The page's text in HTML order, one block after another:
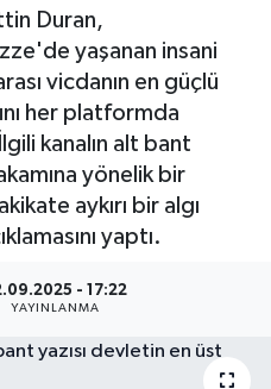
Duran,
yaşanan insani
vicdanın en güçlü
her platformda
kanalın alt bant
yönelik bir
aykırı bir algı
yaptı.
- 17:22
YAYINLANMA